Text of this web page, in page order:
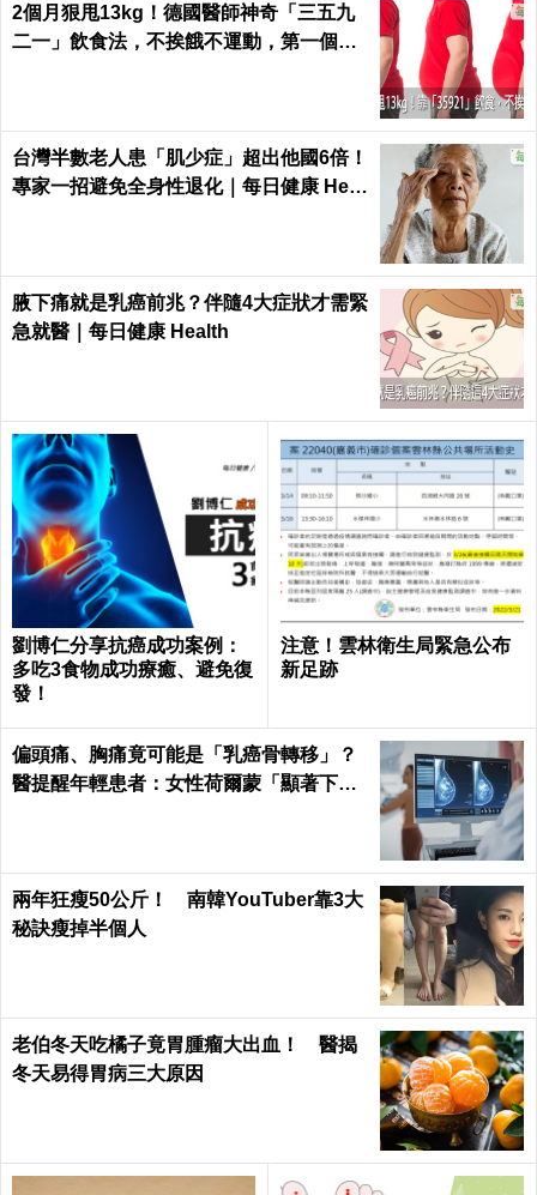
2個月狠甩13kg！德國醫師神奇「三五九
二一」飲食法，不挨餓不運動，第一個月
台灣半數老人患「肌少症」超出他國6倍！
專家一招避免全身性退化｜每日健康 Heal
腋下痛就是乳癌前兆？伴隨4大症狀才需緊
急就醫｜每日健康 Health
劉博仁分享抗癌成功案例：
多吃3食物成功療癒、避免復
發！
注意！雲林衛生局緊急公布
新足跡
偏頭痛、胸痛竟可能是「乳癌骨轉移」？
醫提醒年輕患者：女性荷爾蒙「顯著下
兩年狂瘦50公斤！ 南韓YouTuber靠3大
秘訣瘦掉半個人
老伯冬天吃橘子竟胃腫瘤大出血！ 醫揭
冬天易得胃病三大原因